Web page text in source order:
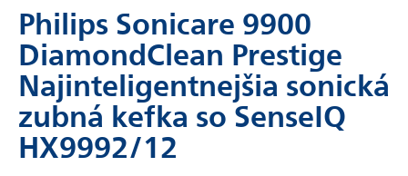
Philips Sonicare 9900
DiamondClean Prestige
Najinteligentnejšia sonická
zubná kefka so SenseIQ
HX9992/12